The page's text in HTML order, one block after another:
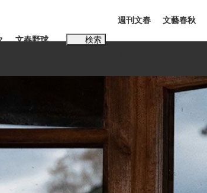
文春野球 検索
週刊文春 文藝春秋